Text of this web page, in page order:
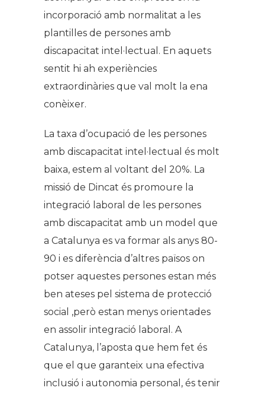
incorporació amb normalitat a les
plantilles de persones amb
discapacitat intel·lectual. En aquets
sentit hi ah experiències
extraordinàries que val molt la ena
conèixer.
La taxa d’ocupació de les persones
amb discapacitat intel·lectual és molt
baixa, estem al voltant del 20%. La
missió de Dincat és promoure la
integració laboral de les persones
amb discapacitat amb un model que
a Catalunya es va formar als anys 80-
90 i es diferència d’altres països on
potser aquestes persones estan més
ben ateses pel sistema de protecció
social ,però estan menys orientades
en assolir integració laboral. A
Catalunya, l’aposta que hem fet és
que el que garanteix una efectiva
inclusió i autonomia personal, és tenir